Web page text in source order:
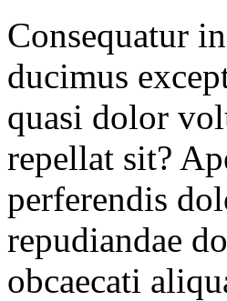
Consequatur
ducimus
quasi dolor
repellat sit?
perferendis
repudiandae
obcaecati